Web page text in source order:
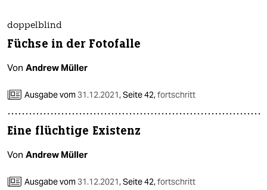
doppelblind
Füchse in der Fotofalle
Von Andrew Müller
Ausgabe vom31.12.2021,Seite 42,fortschritt
Eine flüchtige Existenz
Von Andrew Müller
Ausgabe vom31.12.2021,Seite 42,fortschritt